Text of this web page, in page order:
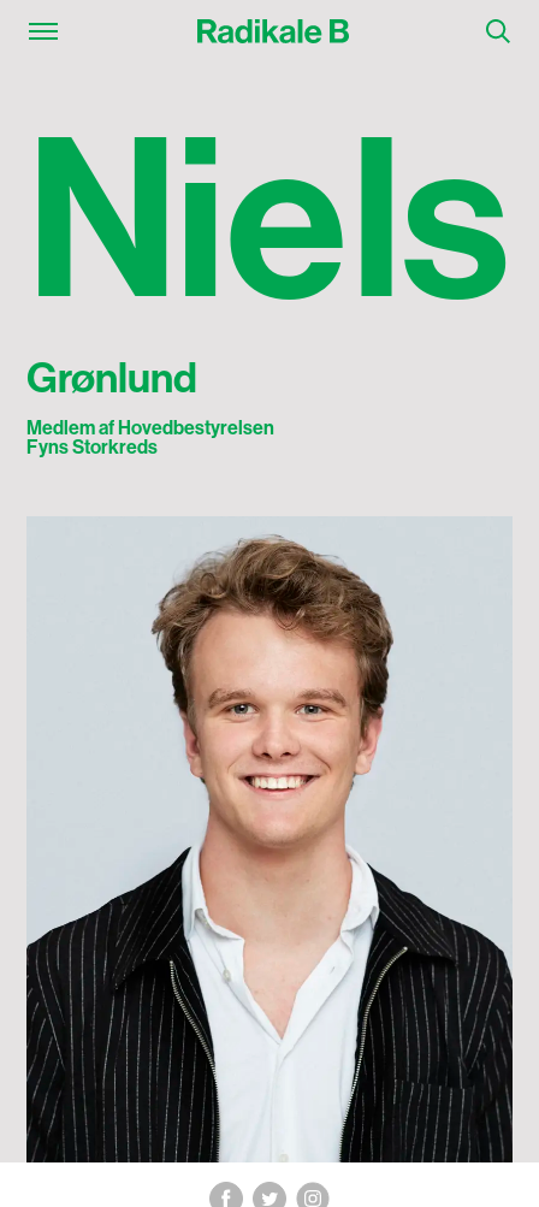
Niels
Grønlund
Medlem af Hovedbestyrelsen
Fyns Storkreds